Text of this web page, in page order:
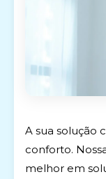
A sua solução
conforto.
melhor em